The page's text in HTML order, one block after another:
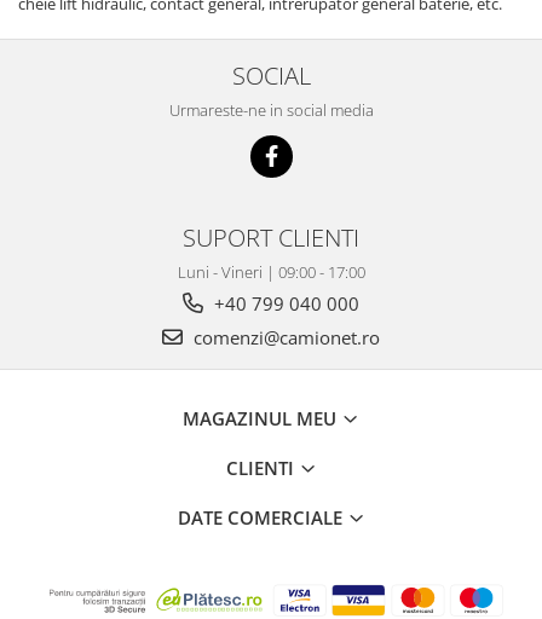
SOCIAL
Urmareste-ne in social media
SUPORT CLIENTI
Luni - Vineri | 09:00 - 17:00
+40 799 040 000
comenzi@camionet.ro
MAGAZINUL MEU
CLIENTI
DATE COMERCIALE